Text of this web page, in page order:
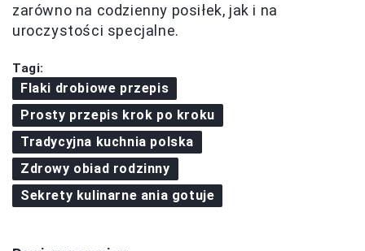
zarówno na codzienny posiłek, jak i na
uroczystości specjalne.
Tagi:
Flaki drobiowe przepis
Prosty przepis krok po kroku
Tradycyjna kuchnia polska
Zdrowy obiad rodzinny
Sekrety kulinarne ania gotuje